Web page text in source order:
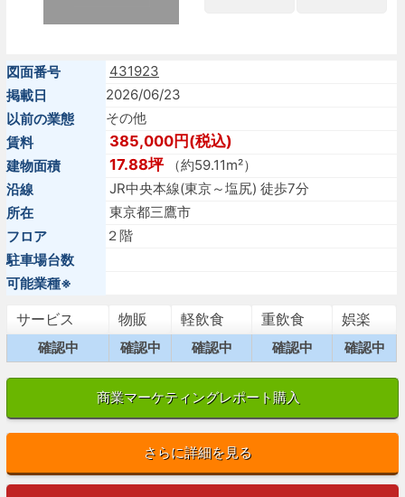
図面番号
431923
掲載日
2026/06/23
以前の業態
その他
賃料
385,000円(税込)
建物面積 17.88坪（約59.11m²）
沿線
JR中央本線(東京～塩尻) 徒歩7分
所在
東京都三鷹市
フロア
２階
駐車場台数
可能業種※
サービス 物販 軽飲食 重飲食 娯楽
確認中 確認中 確認中 確認中 確認中
商業マーケティングレポート購入
さらに詳細を見る